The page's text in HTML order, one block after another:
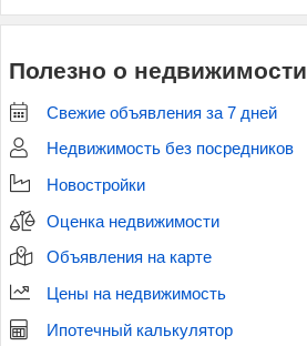
Полезно о недвижимости
Свежие объявления за 7 дней
Недвижимость без посредников
Новостройки
Оценка недвижимости
Объявления на карте
Цены на недвижимость
Ипотечный калькулятор